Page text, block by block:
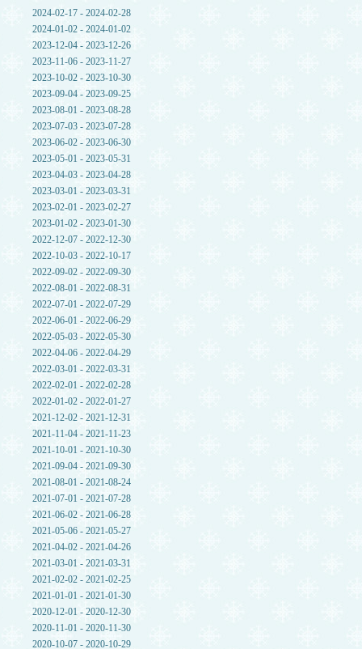
2024-02-17 - 2024-02-28
2024-01-02 - 2024-01-02
2023-12-04 - 2023-12-26
2023-11-06 - 2023-11-27
2023-10-02 - 2023-10-30
2023-09-04 - 2023-09-25
2023-08-01 - 2023-08-28
2023-07-03 - 2023-07-28
2023-06-02 - 2023-06-30
2023-05-01 - 2023-05-31
2023-04-03 - 2023-04-28
2023-03-01 - 2023-03-31
2023-02-01 - 2023-02-27
2023-01-02 - 2023-01-30
2022-12-07 - 2022-12-30
2022-10-03 - 2022-10-17
2022-09-02 - 2022-09-30
2022-08-01 - 2022-08-31
2022-07-01 - 2022-07-29
2022-06-01 - 2022-06-29
2022-05-03 - 2022-05-30
2022-04-06 - 2022-04-29
2022-03-01 - 2022-03-31
2022-02-01 - 2022-02-28
2022-01-02 - 2022-01-27
2021-12-02 - 2021-12-31
2021-11-04 - 2021-11-23
2021-10-01 - 2021-10-30
2021-09-04 - 2021-09-30
2021-08-01 - 2021-08-24
2021-07-01 - 2021-07-28
2021-06-02 - 2021-06-28
2021-05-06 - 2021-05-27
2021-04-02 - 2021-04-26
2021-03-01 - 2021-03-31
2021-02-02 - 2021-02-25
2021-01-01 - 2021-01-30
2020-12-01 - 2020-12-30
2020-11-01 - 2020-11-30
2020-10-07 - 2020-10-29